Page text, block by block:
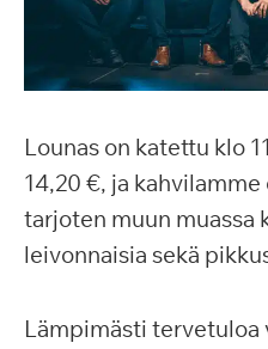
Lounas on katettu klo
14,20 €, ja
tarjoten muun muassa
leivonnaisia sekä
Lämpimästi tervetuloa